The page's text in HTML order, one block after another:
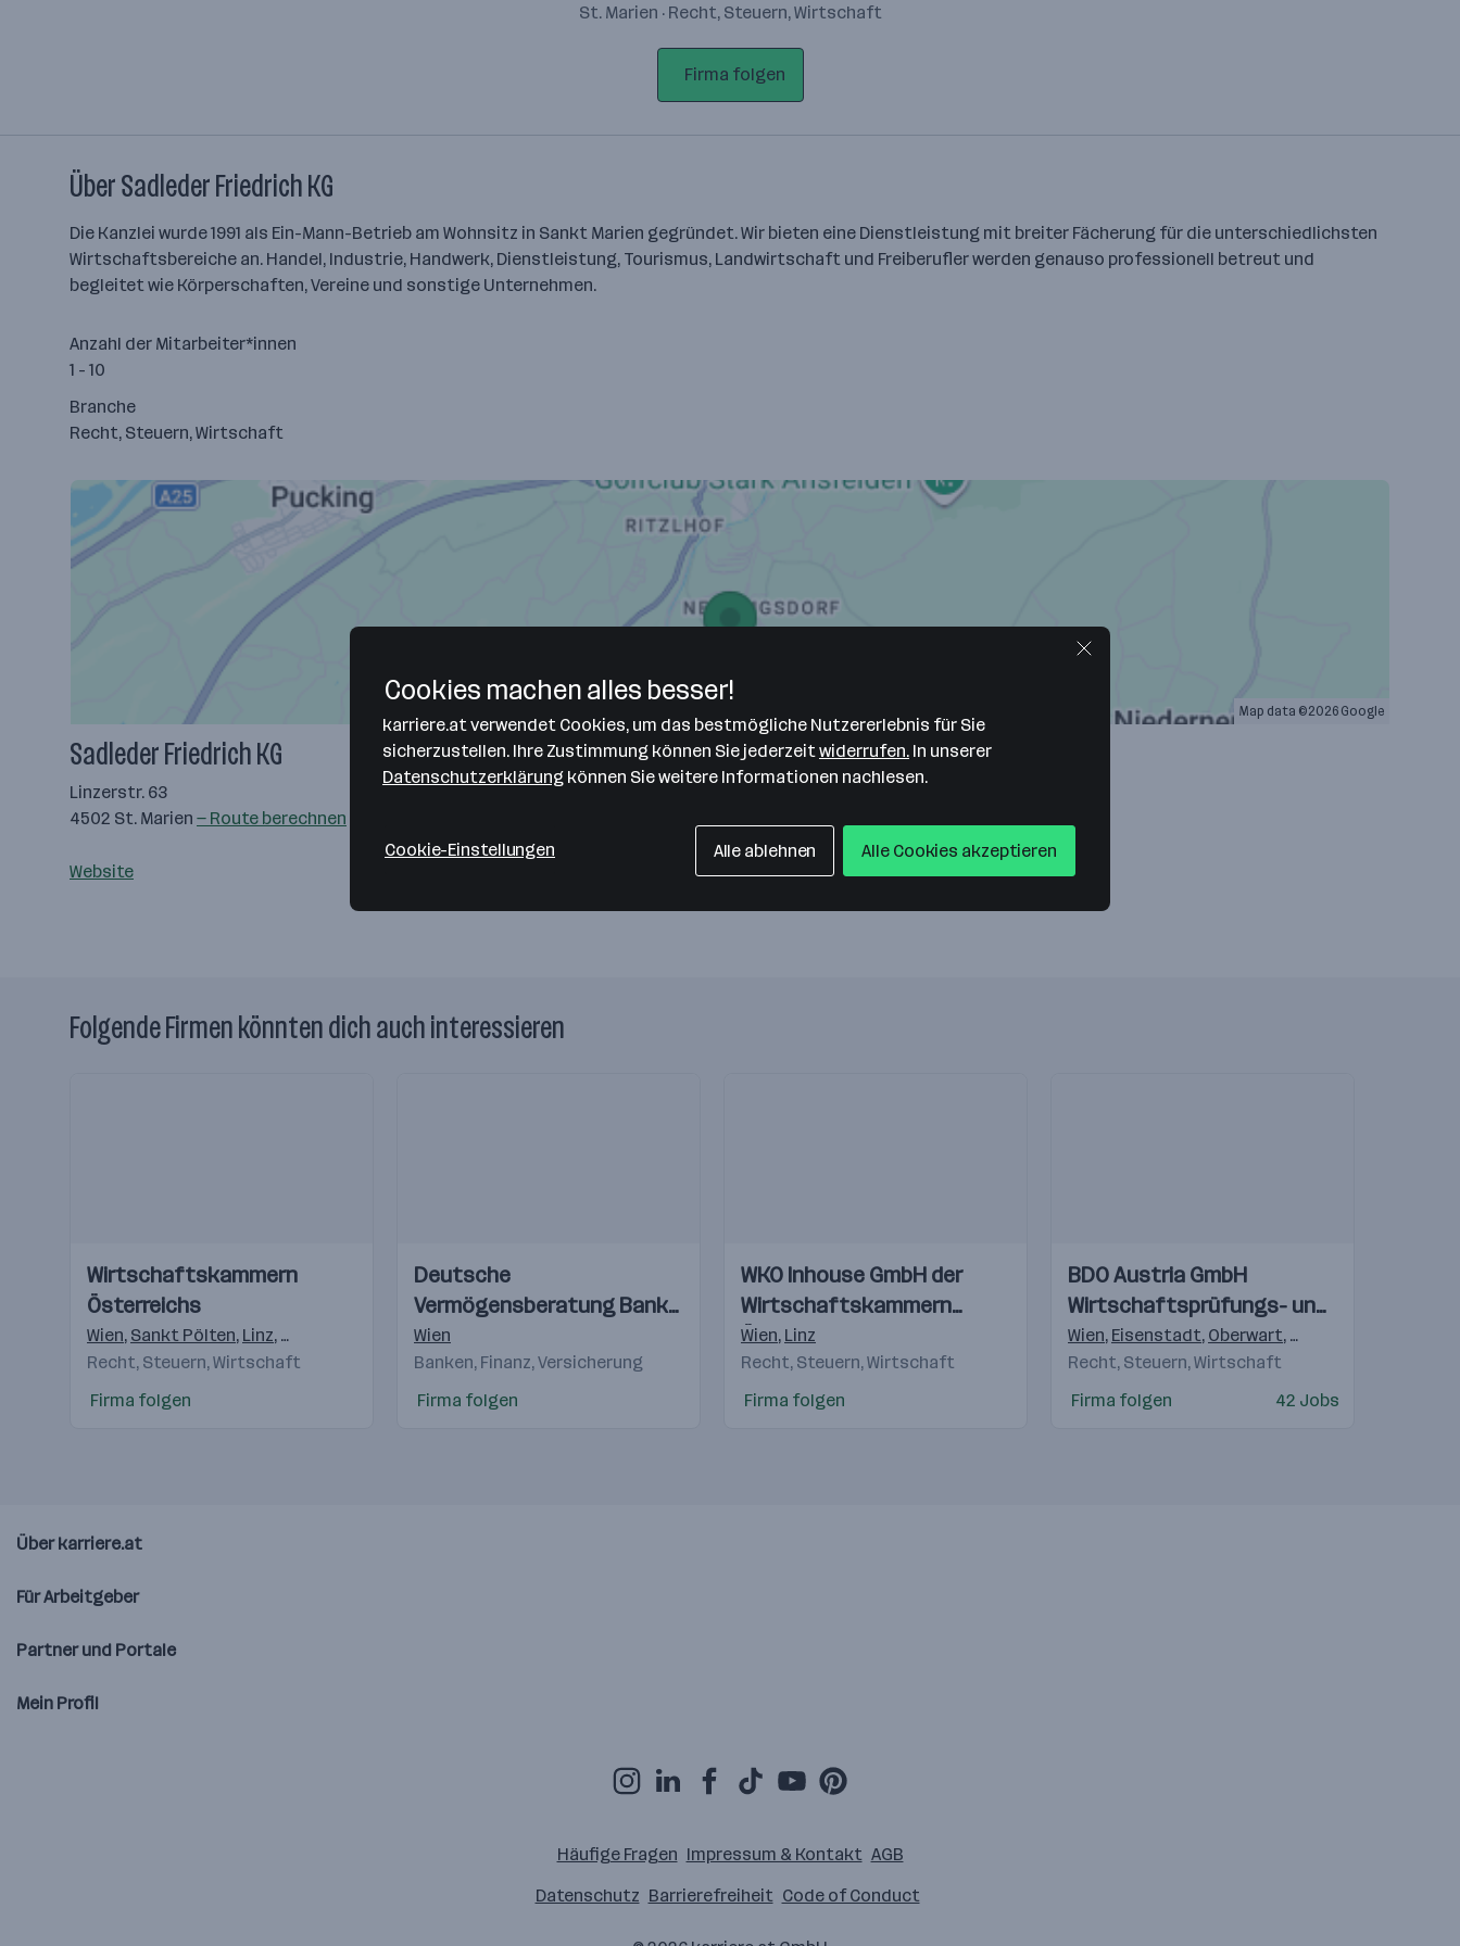
St. Marien · Recht, Steuern, Wirtschaft
Firma folgen
Über Sadleder Friedrich KG
Die Kanzlei wurde 1991 als Ein-Mann-Betrieb am Wohnsitz in Sankt Marien gegründet. Wir bieten eine Dienstleistung mit breiter Fächerung für die unterschiedlichsten
Wirtschaftsbereiche an. Handel, Industrie, Handwerk, Dienstleistung, Tourismus, Landwirtschaft und Freiberufler werden genauso professionell betreut und
begleitet wie Körperschaften, Vereine und sonstige Unternehmen.
Anzahl der Mitarbeiter*innen
1 - 10
Branche
Recht, Steuern, Wirtschaft
Map data ©2026 Google
Sadleder Friedrich KG
Linzerstr. 63
4502 St. Marien — Route berechnen
Website
Folgende Firmen könnten dich auch interessieren
Videos
Einblicke
Einblicke
Wirtschaftskammern
Österreichs
Wien, Sankt Pölten, Linz, Salzburg Innsbruck,Feldkirch
Eisenstadt
Recht, Steuern, Wirtschaft
Firma folgen
Videos
Einblicke
Einblicke
Deutsche
Vermögensberatung Bank
AG
Wien
Banken, Finanz, Versicherung
Firma folgen
Videos
Einblicke
WKO Inhouse GmbH der
Wirtschaftskammern
Österreichs
Wien, Linz
Recht, Steuern, Wirtschaft
Firma folgen
Videos
Einblicke
Einblicke
BDO Austria GmbH
Wirtschaftsprüfungs- und
Steuerberatungsgesellschaft
Wien, Eisenstadt, Oberwart, Klagenfurt
Recht, Steuern, Wirtschaft
Firma folgen
42 Jobs
Über karriere.at
Für Arbeitgeber
Partner und Portale
Mein Profil
Häufige Fragen Impressum & Kontakt AGB
Datenschutz Barrierefreiheit Code of Conduct
Cookies machen alles besser!
karriere.at verwendet Cookies, um das bestmögliche Nutzererlebnis für Sie
sicherzustellen. Ihre Zustimmung können Sie jederzeit widerrufen. In unserer
Datenschutzerklärung können Sie weitere Informationen nachlesen.
Cookie-Einstellungen Alle ablehnen Alle Cookies akzeptieren